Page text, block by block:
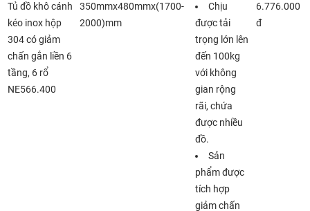
Tủ đồ khô cánh
kéo inox hộp
304 có giảm
chấn gắn liền 6
tầng, 6 rổ
NE566.400
350mmx480mmx(1700-
2000)mm
Chịu
được tải
trọng lớn lên
đến 100kg
với không
gian rộng
rãi, chứa
được nhiều
đồ.
Sản
phẩm được
tích hợp
giảm chấn
6.776.000
đ